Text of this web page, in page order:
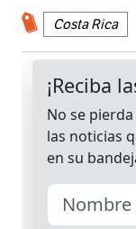
Costa Rica